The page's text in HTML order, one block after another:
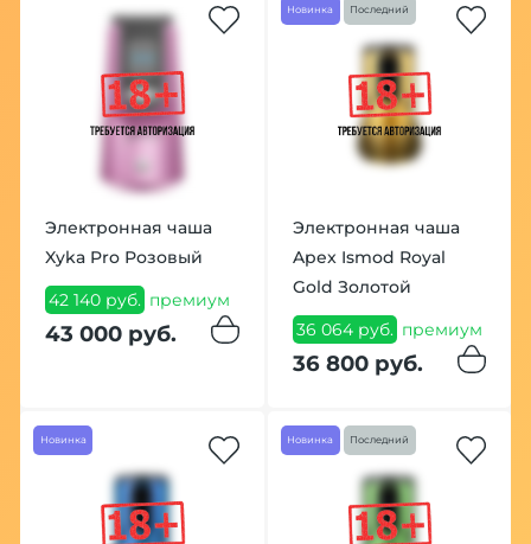
Электронная чаша
Xyka Pro Розовый
42 140 руб. премиум
43 000 руб.
Новинка Последний
Электронная чаша
Apex Ismod Royal
Gold Золотой
36 064 руб. премиум
36 800 руб.
Новинка Новинка Последний